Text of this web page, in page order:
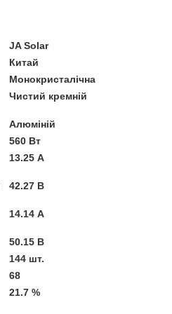
JA Solar
Китай
Монокристалічна
Чистий кремній
Алюміній
560 Вт
13.25 А
42.27 В
14.14 А
50.15 В
144 шт.
68
21.7 %